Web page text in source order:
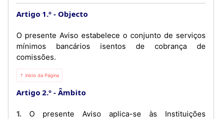
Artigo 1.º Objecto
O presente Aviso estabelece o conjunto de serviços
mínimos bancários isentos de cobrança de
comissões.
⇡ Início da Página
Artigo 2.º Âmbito
1. O presente Aviso aplica-se às Instituições